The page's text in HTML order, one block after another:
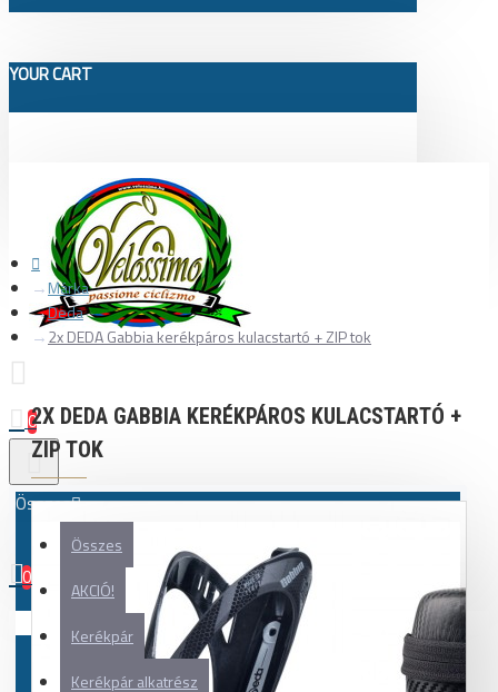
YOUR CART
0
Összes
Összes
AKCIÓ!
Kerékpár
Kerékpár alkatrész
0
Az Ön kosara üres!
Márka
Deda
2x DEDA Gabbia kerékpáros kulacstartó + ZIP tok
2X DEDA GABBIA KERÉKPÁROS KULACSTARTÓ +
ZIP TOK